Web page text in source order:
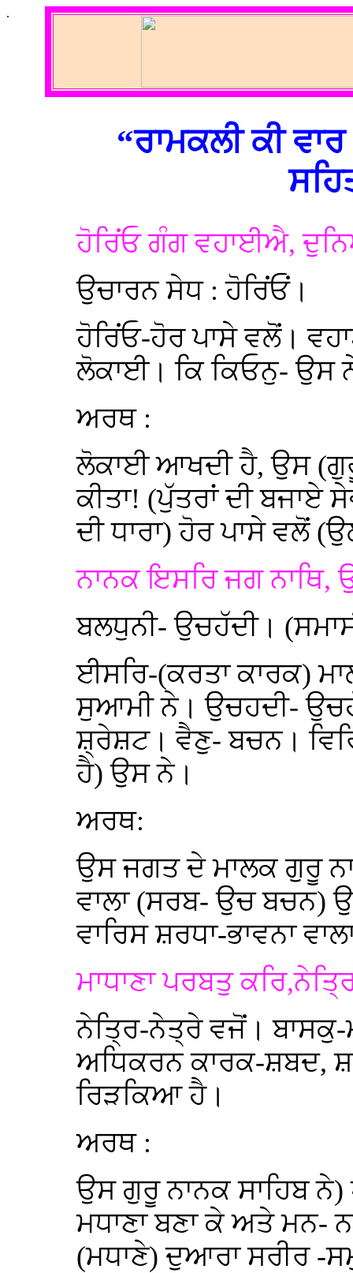
.
“ਰਾਮਕਲੀ ਕੀ
ਹੋਰਿਂਓ ਗੰਗ ਵਹਾਈਐ,
ਉਚਾਰਨ ਸੇਧ : ਹੋਰਿਂਓਂ।
ਹੋਰਿਂਓ-ਹੋਰ ਪਾਸੇ ਵਲੋਂ।
ਲੋਕਾਈ। ਕਿ ਕਿਓਨੁ- ਉਸ
ਅਰਥ :
ਲੋਕਾਈ ਆਖਦੀ ਹੈ, ਉਸ
ਕੀਤਾ! (ਪੁੱਤਰਾਂ ਦੀ
ਦੀ ਧਾਰਾ) ਹੋਰ ਪਾਸੇ ਵਲੋਂ
ਨਾਨਕ ਇਸਰਿ ਜਗ ਨਾਥਿ,
ਬਲਧੁਨੀ- ਉਚਹੱਦੀ।
ਈਸਰਿ-(ਕਰਤਾ ਕਾਰਕ)
ਸੁਆਮੀ ਨੇ। ਉਚਹਦੀ-
ਸ਼੍ਰੇਸ਼ਟ। ਵੈਣੁ- ਬਚਨ।
ਹੈ) ਉਸ ਨੇ।
ਅਰਥ:
ਉਸ ਜਗਤ ਦੇ ਮਾਲਕ ਗੁਰੂ
ਵਾਲਾ (ਸਰਬ- ਉਚ ਬਚਨ)
ਵਾਰਿਸ ਸ਼ਰਧਾ-ਭਾਵਨਾ
ਮਾਧਾਣਾ ਪਰਬਤੁ
ਨੇਤ੍ਰਿ-ਨੇਤ੍ਰੇ ਵਜੋਂ।
ਅਧਿਕਰਨ ਕਾਰਕ-ਸ਼ਬਦ,
ਰਿੜਕਿਆ ਹੈ।
ਅਰਥ :
ਉਸ ਗੁਰੂ ਨਾਨਕ ਸਾਹਿਬ
ਮਧਾਣਾ ਬਣਾ ਕੇ ਅਤੇ ਮਨ-
(ਮਧਾਣੇ) ਦੁਆਰਾ ਸਰੀਰ -